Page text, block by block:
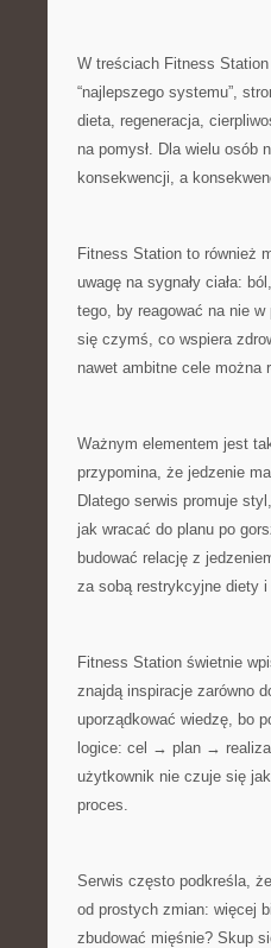
W treściach Fitness
“najlepszego systemu”,
dieta, regeneracja,
na pomysł. Dla wielu osób
konsekwencji, a
Fitness Station to również
uwagę na sygnały ciała:
tego, by reagować na nie
się czymś, co wspiera
nawet ambitne cele można
Ważnym elementem jest
przypomina, że jedzenie
Dlatego serwis promuje
jak wracać do planu po
budować relację z
za sobą restrykcyjne diety
Fitness Station świetnie
znajdą inspiracje zarówno
uporządkować wiedzę, bo
logice: cel → plan →
użytkownik nie czuje się
proces.
Serwis często podkreśla,
od prostych zmian: więcej
zbudować mięśnie? Skup